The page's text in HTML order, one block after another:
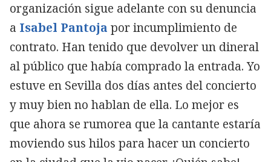
organización sigue adelante con su denuncia
a Isabel Pantoja por incumplimiento de
contrato. Han tenido que devolver un dineral
al público que había comprado la entrada. Yo
estuve en Sevilla dos días antes del concierto
y muy bien no hablan de ella. Lo mejor es
que ahora se rumorea que la cantante estaría
moviendo sus hilos para hacer un concierto